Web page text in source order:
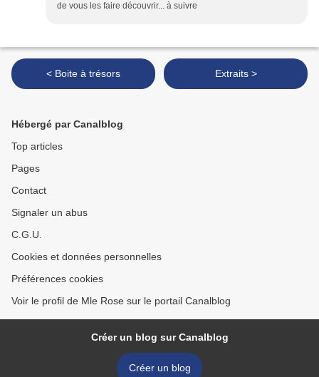
de vous les faire découvrir... à suivre
< Boite à trésors Extraits >
Hébergé par Canalblog
Top articles
Pages
Contact
Signaler un abus
C.G.U.
Cookies et données personnelles
Préférences cookies
Voir le profil de Mle Rose sur le portail Canalblog
Créer un blog sur Canalblog
Créer un blog